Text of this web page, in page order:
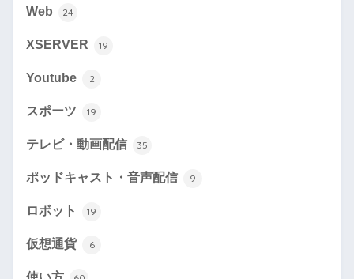
Web 24
XSERVER 19
Youtube 2
スポーツ 19
テレビ・動画配信 35
ポッドキャスト・音声配信 9
ロボット 19
仮想通貨 6